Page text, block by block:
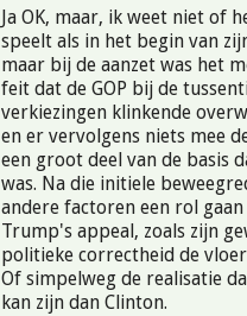
Ja OK, maar, ik weet niet of
speelt als in het begin van
maar bij de aanzet was het
feit dat de GOP bij de
verkiezingen klinkende
en er vervolgens niets mee
een groot deel van de basis
was. Na die initiele
andere factoren een rol
Trump's appeal, zoals zijn
politieke correctheid de
Of simpelweg de realisatie
kan zijn dan Clinton.